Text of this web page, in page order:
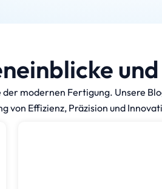
modernen Fertigung. Unsere
von Effizienz, Präzision und